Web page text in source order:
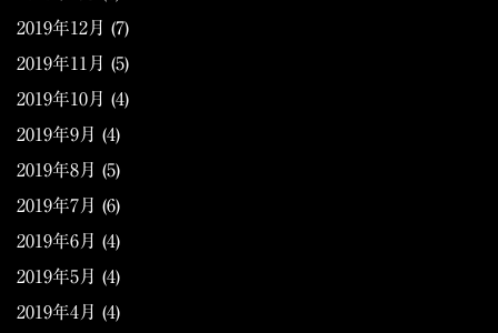
2019年12月 (7)
2019年11月 (5)
2019年10月 (4)
2019年9月 (4)
2019年8月 (5)
2019年7月 (6)
2019年6月 (4)
2019年5月 (4)
2019年4月 (4)